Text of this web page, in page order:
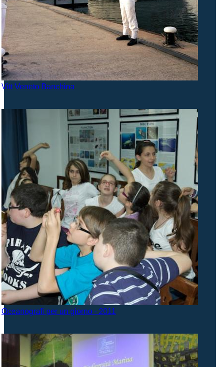
Vitt Veneto Banchina
Oceanografi per un giorno - 2011